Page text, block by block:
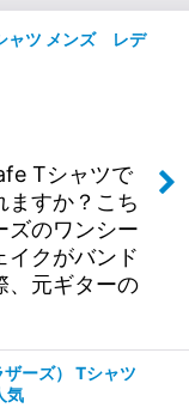
ャツ メンズ レデ
Tシャツで
ますか？こち
ズのワンシー
イクがバンド
、元ギターの
ーズ） Tシャツ
気